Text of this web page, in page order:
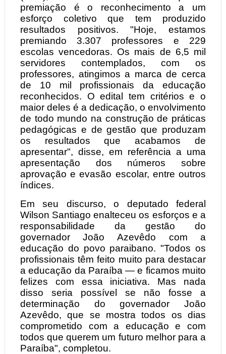
premiação é o reconhecimento a um
esforço coletivo que tem produzido
resultados positivos. "Hoje, estamos
premiando 3.307 professores e 229
escolas vencedoras. Os mais de 6,5 mil
servidores contemplados, com os
professores, atingimos a marca de cerca
de 10 mil profissionais da educação
reconhecidos. O edital tem critérios e o
maior deles é a dedicação, o envolvimento
de todo mundo na construção de práticas
pedagógicas e de gestão que produzam
os resultados que acabamos de
apresentar", disse, em referência a uma
apresentação dos números sobre
aprovação e evasão escolar, entre outros
índices.
Em seu discurso, o deputado federal
Wilson Santiago enalteceu os esforços e a
responsabilidade da gestão do
governador João Azevêdo com a
educação do povo paraibano. "Todos os
profissionais têm feito muito para destacar
a educação da Paraíba — e ficamos muito
felizes com essa iniciativa. Mas nada
disso seria possível se não fosse a
determinação do governador João
Azevêdo, que se mostra todos os dias
comprometido com a educação e com
todos que querem um futuro melhor para a
Paraíba", completou.